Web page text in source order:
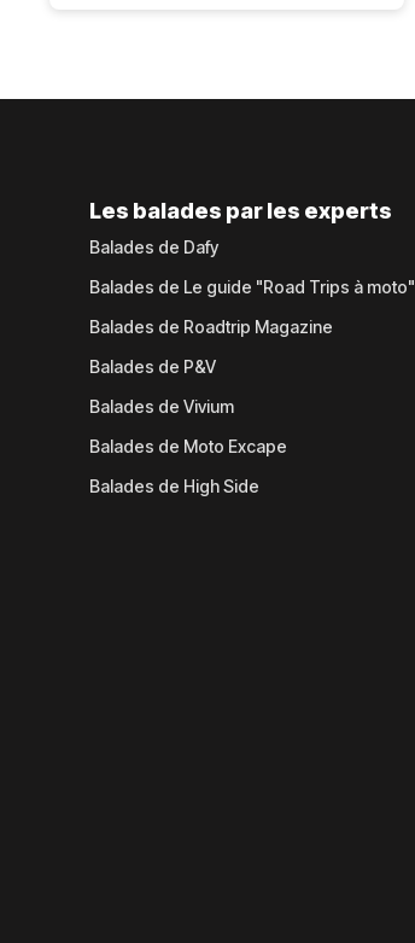
Les balades par les experts
Balades de Dafy
Balades de Le guide "Road Trips à moto"
Balades de Roadtrip Magazine
Balades de P&V
Balades de Vivium
Balades de Moto Excape
Balades de High Side